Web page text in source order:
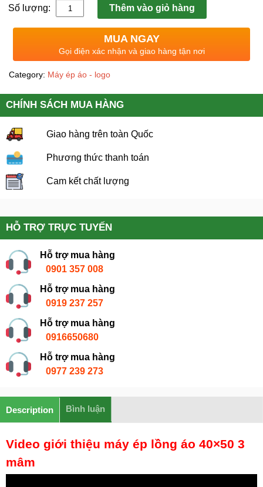
Số lượng: Thêm vào giỏ hàng
MUA NGAY
Gọi điện xác nhận và giao hàng tận nơi
Category: Máy ép áo - logo
CHÍNH SÁCH MUA HÀNG
Giao hàng trên toàn Quốc
Phương thức thanh toán
Cam kết chất lượng
HỖ TRỢ TRỰC TUYẾN
Hỗ trợ mua hàng
0901 357 008
Hỗ trợ mua hàng
0919 237 257
Hỗ trợ mua hàng
0916650680
Hỗ trợ mua hàng
0977 239 273
Description Bình luận
Video giới thiệu máy ép lồng áo 40×50 3
mâm